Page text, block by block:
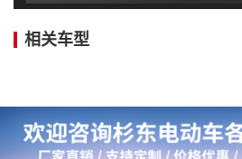
相关车型